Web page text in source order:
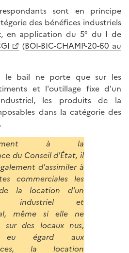
sont en principe
des bénéfices industriels
en application du 5° du I de
(BOI-BIC-CHAMP-20-60 au
le bail ne porte que sur les
et l'outillage fixe d'un
les produits de la
dans la catégorie des
à la
du Conseil d'État, il
d'assimiler à
commerciales les
la location d'un
industriel et
même si elle ne
des locaux nus,
eu égard aux
la location